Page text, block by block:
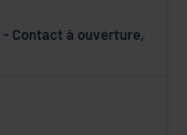
Contact à ouverture,